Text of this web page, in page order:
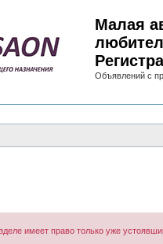
Малая
Объявлений с
имеет право только уже